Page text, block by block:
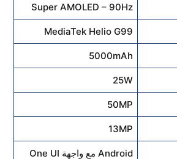
Super AMOLED – 90Hz
MediaTek Helio G99
5000mAh
25W
50MP
13MP
Android مع واجهة One UI